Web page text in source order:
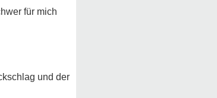
für mich
und der